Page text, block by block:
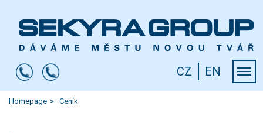
CZ EN
Homepage Ceník